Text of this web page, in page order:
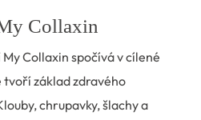
Collaxin
Collaxin spočívá v cílené
základ zdravého
chrupavky, šlachy a